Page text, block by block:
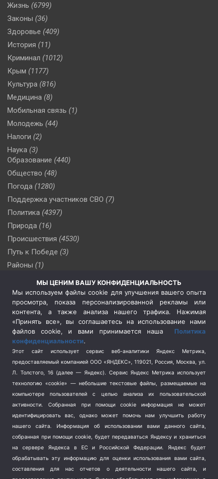
Жизнь (6799)
Законы (36)
Здоровье (409)
История (11)
Криминал (1012)
Крым (1177)
Культура (816)
Медицина (8)
Мобильная связь (1)
Молодежь (44)
Налоги (2)
Наука (3)
Образование (440)
Общество (48)
Погода (1280)
Поддержка участников СВО (7)
Политика (4397)
Природа (16)
Происшествия (4530)
Путь к Победе (3)
Районы (1)
Сельское хозяйство (3)
Социальная политика
(3)
Спецоперация в Украине
Спецоперация на Украине
(404)
Спорт (740)
Терроризм (1)
Транспорт (262)
Туризм (178)
Флот (76)
Школа и спорт (2)
Экология (8)
Экономика (1172)
МЫ ЦЕНИМ ВАШУ КОНФИДЕНЦИАЛЬНОСТЬ
Мы используем файлы cookie для улучшения вашего опыта
просмотра, показа персонализированной рекламы или
контента, а также анализа нашего трафика. Нажимая
«Принять все», вы соглашаетесь на использование нами
файлов cookie, и вами принимается наша Политика
конфиденциальности.
Этот сайт использует сервис веб-аналитики Яндекс Метрика,
предоставляемый компанией ООО «ЯНДЕКС», 119021, Россия, Москва, ул.
Л. Толстого, 16 (далее — Яндекс). Сервис Яндекс Метрика использует
технологию «cookie» — небольшие текстовые файлы, размещаемые на
компьютере пользователей с целью анализа их пользовательской
активности.
Собранная при помощи cookie информация не может
идентифицировать вас, однако может помочь нам улучшить работу
нашего сайта. Информация об использовании вами данного сайта,
собранная при помощи cookie, будет передаваться Яндексу и храниться
на сервере Яндекса в ЕС и Российской Федерации. Яндекс будет
обрабатывать эту информацию для оценки использования вами сайта,
составления для нас отчетов о деятельности нашего сайта, и